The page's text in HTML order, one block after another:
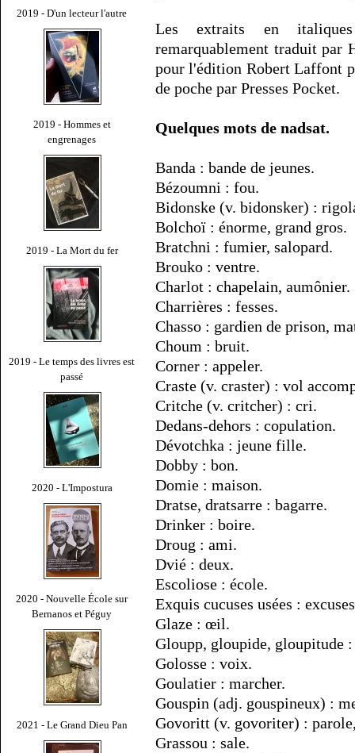
2019 - D'un lecteur l'autre
2019 - Hommes et
engrenages
2019 - La Mort du fer
2019 - Le temps des livres est
passé
2020 - L'Impostura
2020 - Nouvelle École sur
Bernanos et Péguy
2021 - Le Grand Dieu Pan
Les extraits en
remarquablement traduit par
pour l'édition Robert Laffont
de poche par Presses Pocket.
Quelques mots de nadsat.
Banda : bande de jeunes.
Bézoumni : fou.
Bidonske (v. bidonsker) :
Bolchoï : énorme, grand gros.
Bratchni : fumier, salopard.
Brouko : ventre.
Charlot : chapelain, aumônier.
Charrières : fesses.
Chasso : gardien de prison,
Choum : bruit.
Corner : appeler.
Craste (v. craster) : vol
Critche (v. critcher) : cri.
Dedans-dehors : copulation.
Dévotchka : jeune fille.
Dobby : bon.
Domie : maison.
Dratse, dratsarre : bagarre.
Drinker : boire.
Droug : ami.
Dvié : deux.
Escoliose : école.
Exquis cucuses usées :
Glaze : œil.
Gloupp, gloupide, gloupitude
Golosse : voix.
Goulatier : marcher.
Gouspin (adj. gouspineux) :
Govoritt (v. govoriter) :
Grassou : sale.